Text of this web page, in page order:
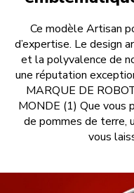
Ce modèle Artisan
d’expertise. Le design
et la polyvalence de
une réputation
MARQUE DE
MONDE (1) Que vous
de pommes de terre,
vous